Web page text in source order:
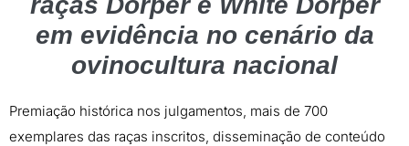
em evidência no cenário da
ovinocultura nacional
Premiação histórica nos julgamentos, mais de 700
exemplares das raças inscritos, disseminação de conteúdo